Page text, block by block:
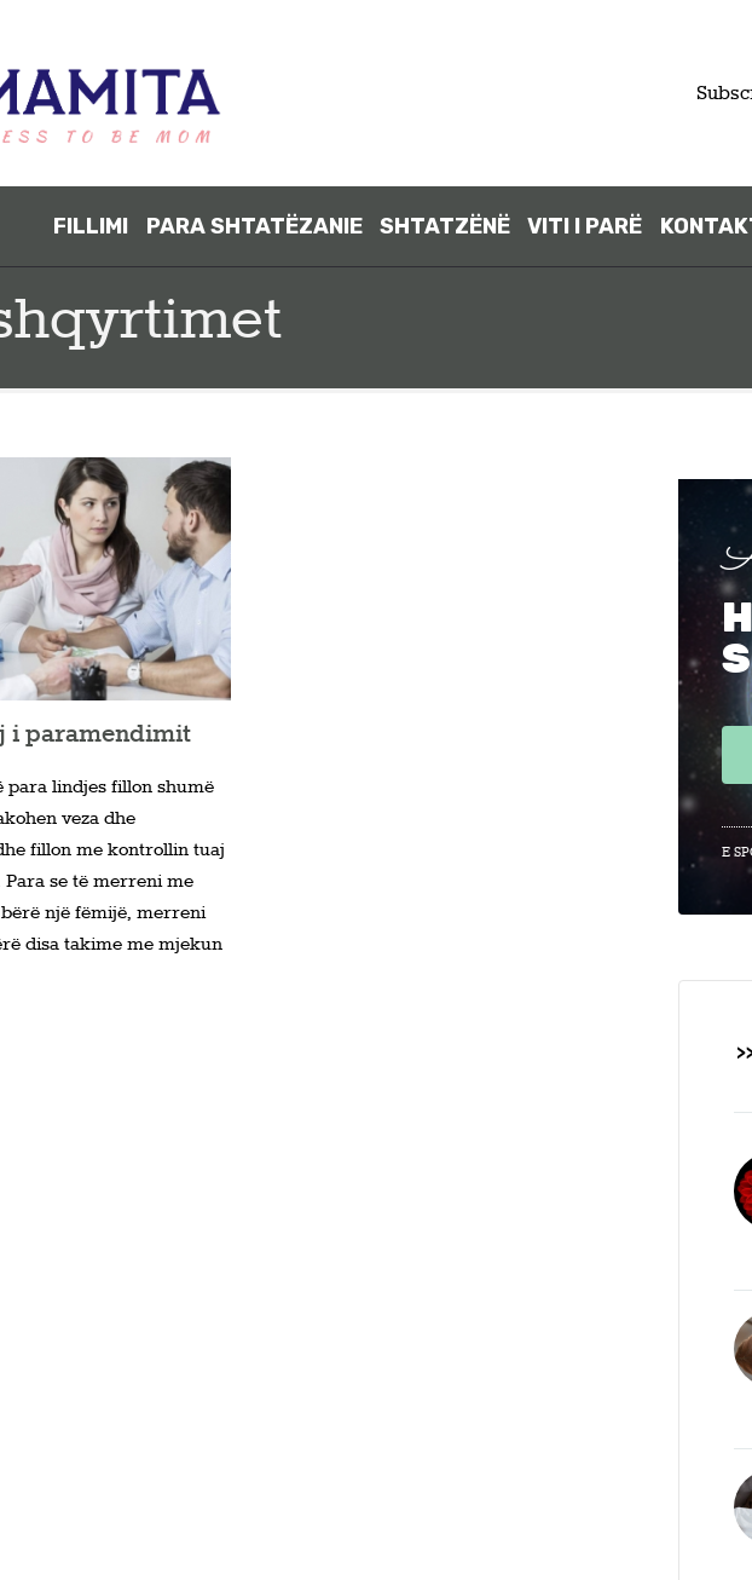
FILLIMI PARA SHTATËZANIE SHTATZËNË VITI I PARË
SHTATËZANI
E
SHTATZËNË
VITI I PARË
i paramendimit
para lindjes fillon shumë
veza dhe
fillon me kontrollin tuaj
se të merreni me
një fëmijë, merreni
disa takime me mjekun
E